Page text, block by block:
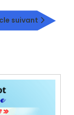
suivant
Article
suivant